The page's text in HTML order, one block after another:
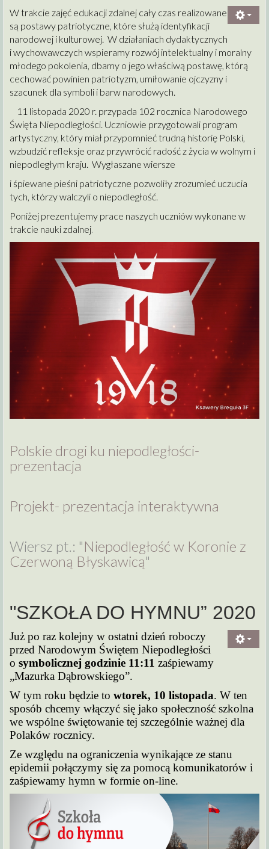
W trakcie zajęć edukacji zdalnej cały czas realizowane
są postawy patriotyczne, które służą identyfikacji
narodowej i kulturowej. W działaniach dydaktycznych
i wychowawczych wspieramy rozwój intelektualny i moralny
młodego pokolenia, dbamy o jego właściwą postawę, którą
cechować powinien patriotyzm, umiłowanie ojczyzny i
szacunek dla symboli i barw narodowych.
11 listopada 2020 r. przypada 102 rocznica Narodowego
Święta Niepodległości. Uczniowie przygotowali program
artystyczny, który miał przypomnieć trudną historię Polski,
wzbudzić refleksje oraz przywrócić radość z życia w wolnym i
niepodległym kraju. Wygłaszane wiersze
i śpiewane pieśni patriotyczne pozwoliły zrozumieć uczucia
tych, którzy walczyli o niepodległość.
Poniżej prezentujemy prace naszych uczniów wykonane w
trakcie nauki zdalnej
Polskie drogi ku niepodległości-
prezentacja
Projekt- prezentacja interaktywna
Wiersz pt.: "Niepodległość w Koronie z
Czerwoną Błyskawicą"
"SZKOŁA DO HYMNU” 2020
Już po raz kolejny w ostatni dzień roboczy
przed Narodowym Świętem Niepodległości
o symbolicznej godzinie 11:11 zaśpiewamy
„Mazurka Dąbrowskiego”.
W tym roku będzie to wtorek, 10 listopada. W ten
sposób chcemy włączyć się jako społeczność szkolna
we wspólne świętowanie tej szczególnie ważnej dla
Polaków rocznicy.
Ze względu na ograniczenia wynikające ze stanu
epidemii połączymy się za pomocą komunikatorów i
zaśpiewamy hymn w formie on-line.